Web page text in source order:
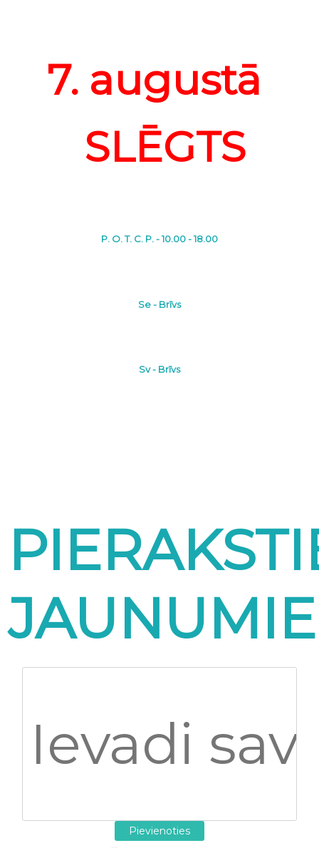
7. augustā
SLĒGTS
P. O. T. C. P. - 10.00 - 18.00
Se - Brīvs
Sv - Brīvs